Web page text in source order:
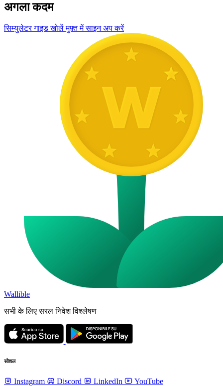
अगला कदम
सिम्युलेटर गाइड खोलेंमुफ़्त में साइन अप करें
Wallible
सभी के लिए सरल निवेश विश्लेषण
सोशल
Instagram Discord LinkedIn YouTube